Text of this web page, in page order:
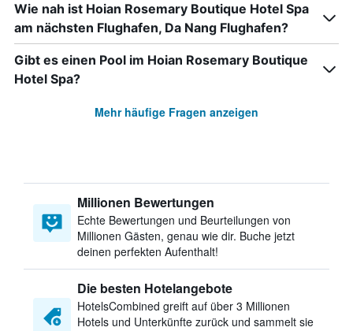
Wie nah ist Hoian Rosemary Boutique Hotel Spa
am nächsten Flughafen, Da Nang Flughafen?
Gibt es einen Pool im Hoian Rosemary Boutique
Hotel Spa?
Mehr häufige Fragen anzeigen
Millionen Bewertungen
Echte Bewertungen und Beurteilungen von
Millionen Gästen, genau wie dir. Buche jetzt
deinen perfekten Aufenthalt!
Die besten Hotelangebote
HotelsCombined greift auf über 3 Millionen
Hotels und Unterkünfte zurück und sammelt sie